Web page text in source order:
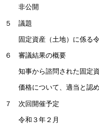
非公開
５ 議題
固定資産（土地）に係る令
６ 審議結果の概要
知事から諮問された固定資
価格について、適当と認め
７ 次回開催予定
令和３年２月